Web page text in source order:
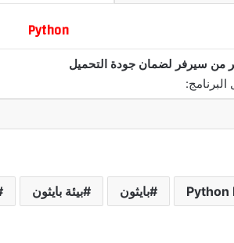
Python
من سيرفر لضمان جودة التحميل
Python بايثون بيئة بايثون